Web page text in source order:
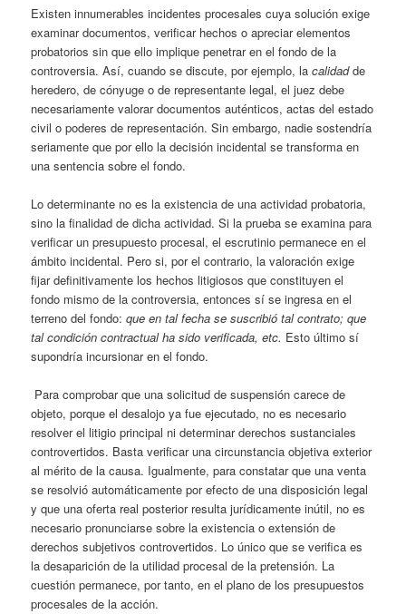
Existen innumerables incidentes procesales cuya solución exige
examinar documentos, verificar hechos o apreciar elementos
probatorios sin que ello implique penetrar en el fondo de la
controversia. Así, cuando se discute, por ejemplo, lacalidadde
heredero, de cónyuge o de representante legal, el juez debe
necesariamente valorar documentos auténticos, actas del estado
civil o poderes de representación. Sin embargo, nadie sostendría
seriamente que por ello la decisión incidental se transforma en
una sentencia sobre el fondo.
Lo determinante no es la existencia de una actividad probatoria,
sino la finalidad de dicha actividad. Si la prueba se examina para
verificar un presupuesto procesal, el escrutinio permanece en el
ámbito incidental. Pero si, por el contrario, la valoración exige
fijar definitivamente los hechos litigiosos que constituyen el
fondo mismo de la controversia, entonces sí se ingresa en el
terreno del fondo:que en tal fecha se suscribió tal contrato; que
tal condición contractual ha sido verificada, etc. Esto último sí
supondría incursionar en el fondo.
Para comprobar que una solicitud de suspensión carece de
objeto, porque el desalojo ya fue ejecutado, no es necesario
resolver el litigio principal ni determinar derechos sustanciales
controvertidos. Basta verificar una circunstancia objetiva exterior
al mérito de la causa. Igualmente, para constatar que una venta
se resolvió automáticamente por efecto de una disposición legal
y que una oferta real posterior resulta jurídicamente inútil, no es
necesario pronunciarse sobre la existencia o extensión de
derechos subjetivos controvertidos. Lo único que se verifica es
la desaparición de la utilidad procesal de la pretensión. La
cuestión permanece, por tanto, en el plano de los presupuestos
procesales de la acción.